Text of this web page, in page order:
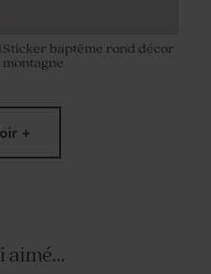
Sticker baptême rond décor
montagne
+
aimé...